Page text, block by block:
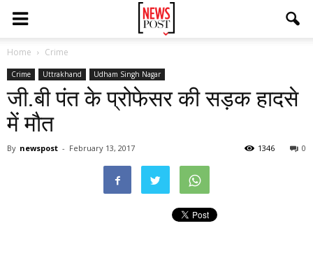
Home Crime
Crime Uttrakhand Udham Singh Nagar
जी.बी पंत के प्रोफेसर की सड़क हादसे
में मौत
By newspost - February 13, 2017 0
1346